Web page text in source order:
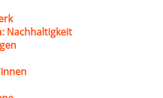
Nachhaltigkeit